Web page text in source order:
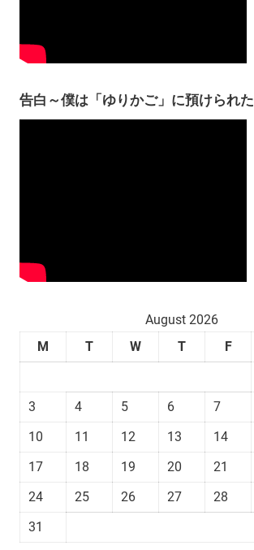
告白～僕は「ゆりかご」に預けられた
August 2026
M
T W T F
3
4 5 6 7
10
11 12 13 14
17
18 19 20 21
24
25 26 27 28
31